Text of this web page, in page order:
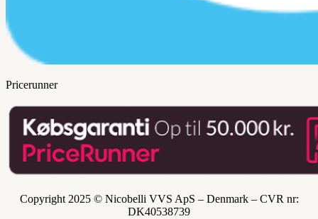
Pricerunner
Copyright 2025 © Nicobelli VVS ApS – Denmark – CVR nr:
DK40538739